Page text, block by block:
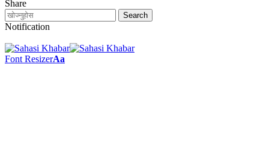
Share
Notification
Font ResizerAa